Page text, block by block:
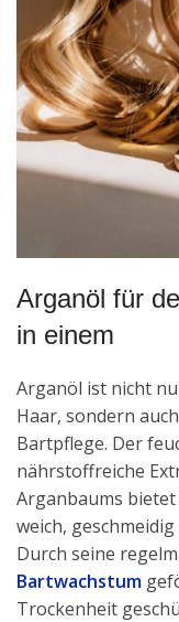
Arganöl für
in einem
Arganöl ist nicht
Haar, sondern
Bartpflege. Der
nährstoffreiche
Arganbaums
weich,
Durch seine
Bartwachstum
Trockenheit